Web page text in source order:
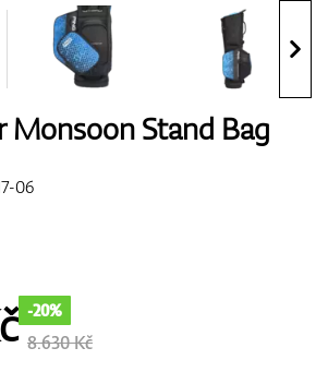
Bagy
Monsoon Stand Bag
06
-20%
8.630 Kč